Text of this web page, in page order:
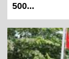
500...